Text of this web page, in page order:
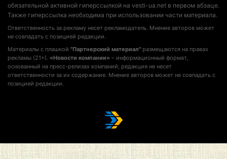
обязательной активной гиперссылкой на vesti-ua.net в первом абзаце.
Также гиперссылка необходима при использовании части материала.
Ответственность за рекламу несет рекламодатель. Мнение авторов может
не совпадать с позицией редакции.
Материалы с плашкой "Партнерский материал" размещаются на правах
рекламы (21+). «Новости компании» – информационный формат,
основанный на пресс-релизах компаний; редакция не несет
ответственности за их содержание. Мнение авторов может не совпадать с
позицией редакции.